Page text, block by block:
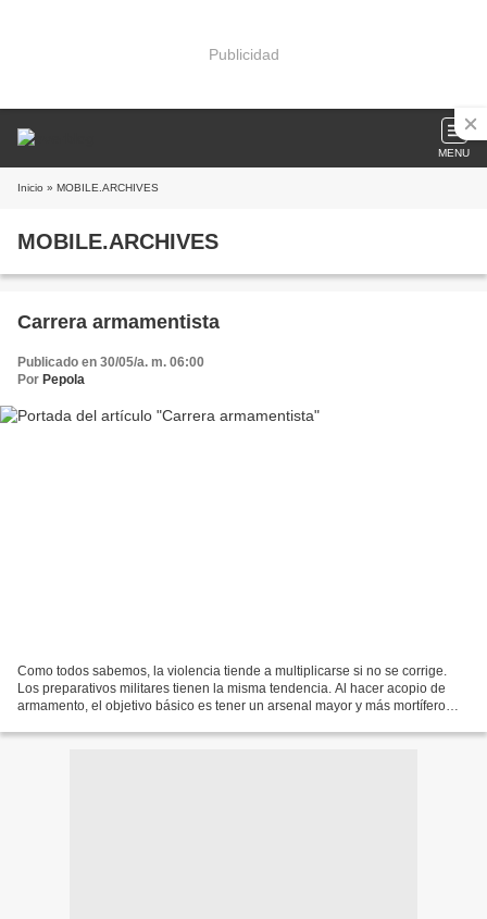
Publicidad
MENU
Inicio » MOBILE.ARCHIVES
MOBILE.ARCHIVES
Carrera armamentista
Publicado en 30/05/a. m. 06:00
Por Pepola
Como todos sabemos, la violencia tiende a multiplicarse si no se corrige.
Los preparativos militares tienen la misma tendencia. Al hacer acopio de
armamento, el objetivo básico es tener un arsenal mayor y más mortífero